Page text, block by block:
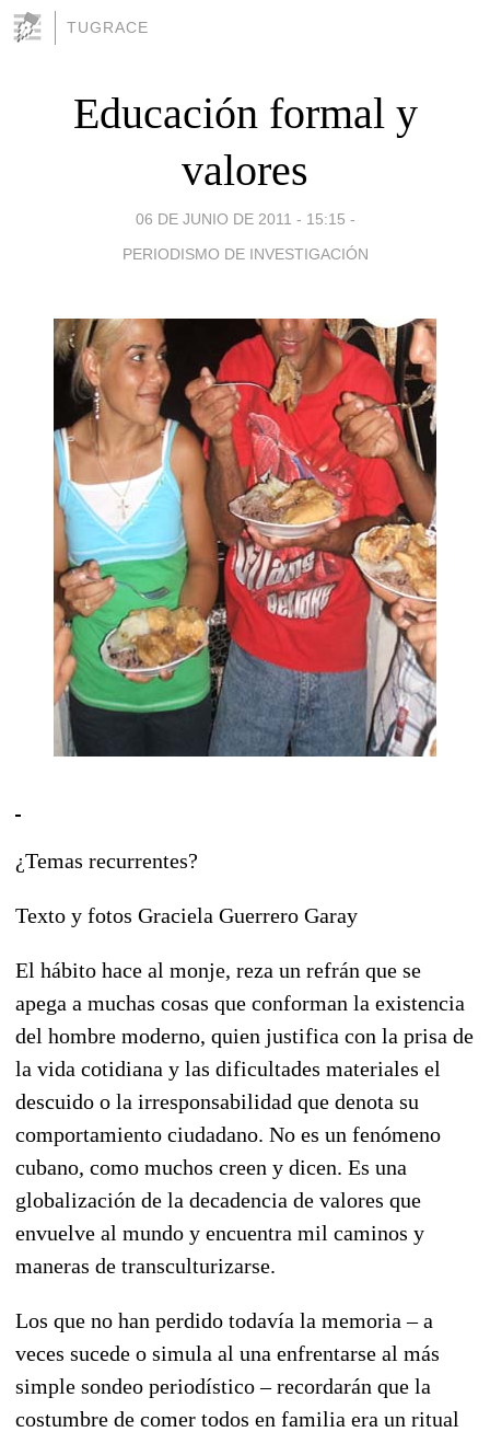
TUGRACE
Educación formal y
valores
06 DE JUNIO DE 2011 - 15:15 -
PERIODISMO DE INVESTIGACIÓN
¿Temas recurrentes?
Texto y fotos Graciela Guerrero Garay
El hábito hace al monje, reza un refrán que se
apega a muchas cosas que conforman la existencia
del hombre moderno, quien justifica con la prisa de
la vida cotidiana y las dificultades materiales el
descuido o la irresponsabilidad que denota su
comportamiento ciudadano. No es un fenómeno
cubano, como muchos creen y dicen. Es una
globalización de la decadencia de valores que
envuelve al mundo y encuentra mil caminos y
maneras de transculturizarse.
Los que no han perdido todavía la memoria – a
veces sucede o simula al una enfrentarse al más
simple sondeo periodístico – recordarán que la
costumbre de comer todos en familia era un ritual